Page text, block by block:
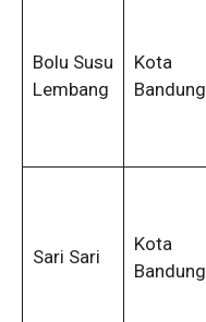
Bolu Susu
Lembang
Kota
Bandung
Sari Sari
Kota
Bandung